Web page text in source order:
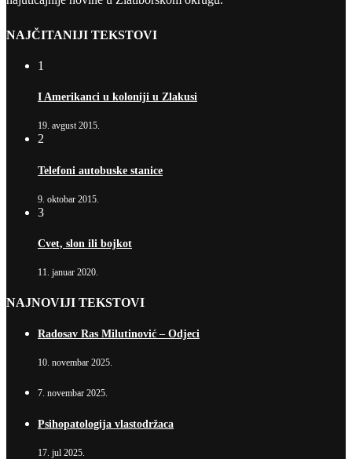
NAJČITANIJI TEKSTOVI
1
I Amerikanci u koloniji u Zlakusi
19. avgust 2015.
2
Telefoni autobuske stanice
9. oktobar 2015.
3
Cvet, slon ili bojkot
11. januar 2020.
NAJNOVIJI TEKSTOVI
Radosav Ras Milutinović – Odjeci
10. novembar 2025.
7. novembar 2025.
Psihopatologija vlastodržaca
17. jul 2025.